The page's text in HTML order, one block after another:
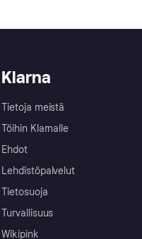
Klarna
Tietoja meistä
Töihin Klarnalle
Ehdot
Lehdistöpalvelut
Tietosuoja
Turvallisuus
Wikipink